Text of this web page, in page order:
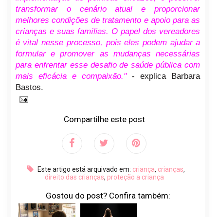
transformar o cenário atual e proporcionar
melhores condições de tratamento e apoio para as
crianças e suas famílias. O papel dos vereadores
é vital nesse processo, pois eles podem ajudar a
formular e promover as mudanças necessárias
para enfrentar esse desafio de saúde pública com
mais eficácia e compaixão."- explica Barbara
Bastos.
Compartilhe este post
Este artigo está arquivado em: criança, crianças,
direito das crianças, proteção a criança
Gostou do post? Confira também: